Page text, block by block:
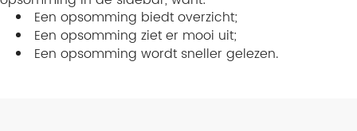
Een opsomming biedt overzicht;
Een opsomming ziet er mooi uit;
Een opsomming wordt sneller gelezen.